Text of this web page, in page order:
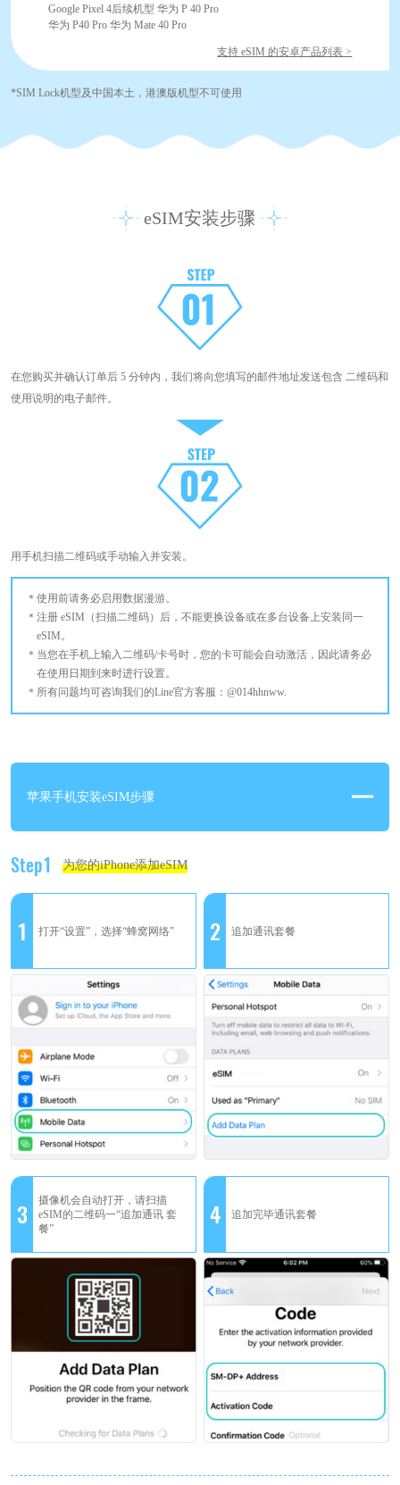
Google Pixel 4后续机型 华为 P 40 Pro
华为 P40 Pro 华为 Mate 40 Pro
支持 eSIM 的安卓产品列表 >
*SIM Lock机型及中国本土，港澳版机型不可使用
eSIM安装步骤
在您购买并确认订单后 5 分钟内，我们将向您填写的邮件地址发送包含 二维码和
使用说明的电子邮件。
用手机扫描二维码或手动输入并安装。
使用前请务必启用数据漫游。
注册 eSIM（扫描二维码）后，不能更换设备或在多台设备上安装同一
eSIM。
当您在手机上输入二维码/卡号时，您的卡可能会自动激活，因此请务必
在使用日期到来时进行设置。
所有问题均可咨询我们的Line官方客服：@014hhnww.
苹果手机安装eSIM步骤
Step1 为您的iPhone添加eSIM
1 打开“设置”，选择“蜂窝网络” 2 追加通讯套餐
3
摄像机会自动打开，请扫描
eSIM的二维码一“追加通讯 套
餐”
4 追加完毕通讯套餐